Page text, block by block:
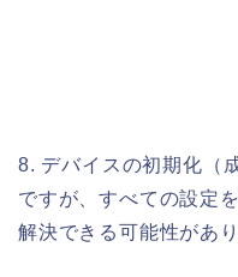
8. デバイスの初期化（
ですが、すべての設定
解決できる可能性があり